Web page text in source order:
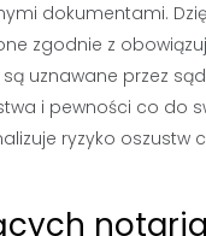
dokumentami.
zgodnie z
uznawane przez
i pewności co do
ryzyko oszustw